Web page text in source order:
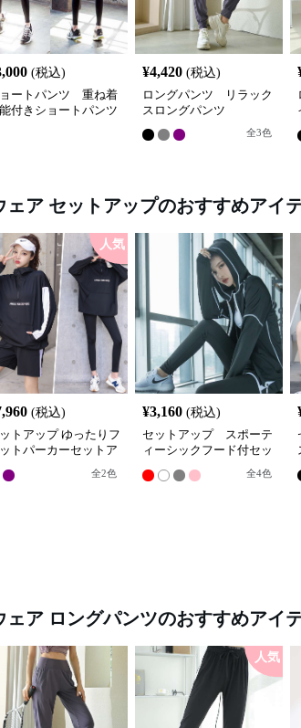
(税込)
ートパンツ 重ね着
付きショートパンツ
¥4,420 (税込)
ロングパンツ リラック
スロングパンツ
全3色
ェア セットアップのおすすめアイ
人気
(税込)
トアップ ゆったりフ
トパーカーセットア
全2色
¥3,160 (税込)
セットアップ スポーテ
ィーシックフード付セッ
全4色
ェア ロングパンツのおすすめアイ
人気